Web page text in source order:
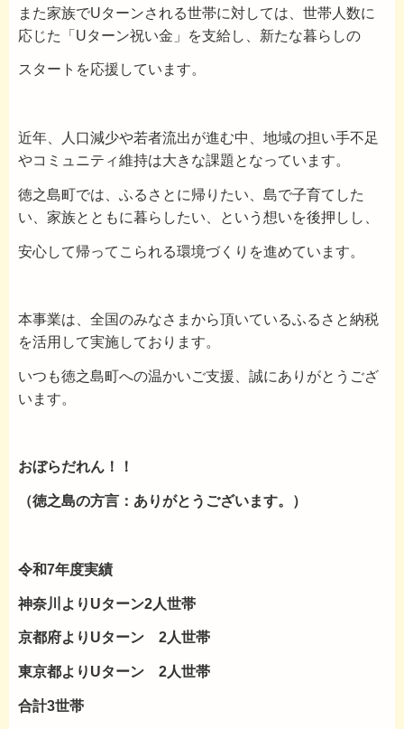
また家族でUターンされる世帯に対しては、世帯人数に
応じた「Uターン祝い金」を支給し、新たな暮らしの
スタートを応援しています。
近年、人口減少や若者流出が進む中、地域の担い手不足
やコミュニティ維持は大きな課題となっています。
徳之島町では、ふるさとに帰りたい、島で子育てした
い、家族とともに暮らしたい、という想いを後押しし、
安心して帰ってこられる環境づくりを進めています。
本事業は、全国のみなさまから頂いているふるさと納税
を活用して実施しております。
いつも徳之島町への温かいご支援、誠にありがとうござ
います。
おぼらだれん！！
（徳之島の方言：ありがとうございます。）
令和7年度実績
神奈川よりUターン2人世帯
京都府よりUターン 2人世帯
東京都よりUターン 2人世帯
合計3世帯